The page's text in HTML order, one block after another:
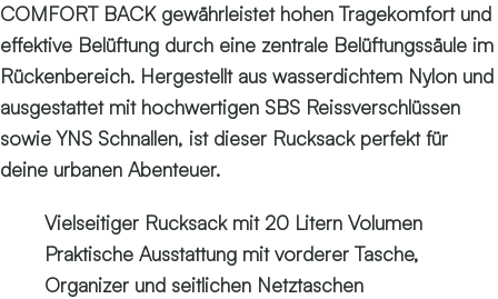
COMFORT BACK gewährleistet hohen Tragekomfort und
effektive Belüftung durch eine zentrale Belüftungssäule im
Rückenbereich. Hergestellt aus wasserdichtem Nylon und
ausgestattet mit hochwertigen SBS Reissverschlüssen
sowie YNS Schnallen, ist dieser Rucksack perfekt für
deine urbanen Abenteuer.
Vielseitiger Rucksack mit 20 Litern Volumen
Praktische Ausstattung mit vorderer Tasche,
Organizer und seitlichen Netztaschen